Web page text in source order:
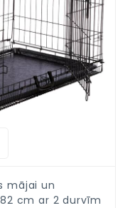
mājai un
cm ar 2 durvīm